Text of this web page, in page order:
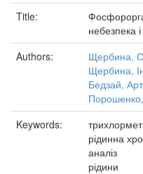
Title:
небезпека
Authors:
Щербина,
Щербина,
Бедзай,
Порошенко,
Keywords:
рідинна
аналіз
рідини